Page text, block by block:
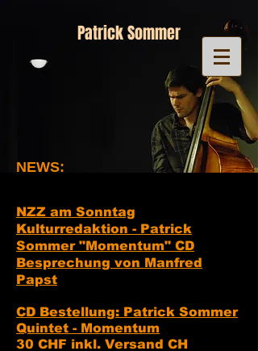
Patrick Sommer
NEWS:
NZZ am Sonntag
Kulturredaktion - Patrick
Sommer "Momentum" CD
Besprechung von Manfred
Papst
CD Bestellung: Patrick Sommer
Quintet - Momentum
30 CHF inkl. Versand CH